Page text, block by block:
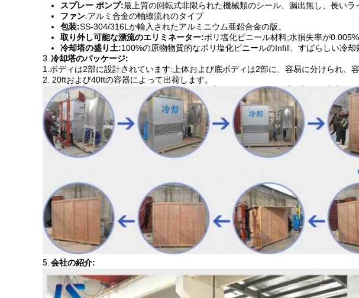
スプレー ポンプ:最上質の回転式非限られた機械類のシール、漏出無し、長い
ファン:アルミ合金の軸線流れのタイプ
包装:SS-304/316Lか輸入されたアルミニウム亜鉛合金の版。
取り外し可能な漂流のエリミネーター:ポリ塩化ビニール材料;水損失率が
冷却塔の盛り土:100%の原物物質的なポリ塩化ビニールのInfill、すばらしい冷却
3. 冷却塔のパッケージ:
1.ボディは2部に設計されています:上体および底ボディは2部に、容易に分けられ、
2. 20ftおよび40ftの容器によって出荷します。
5. 会社の紹介: